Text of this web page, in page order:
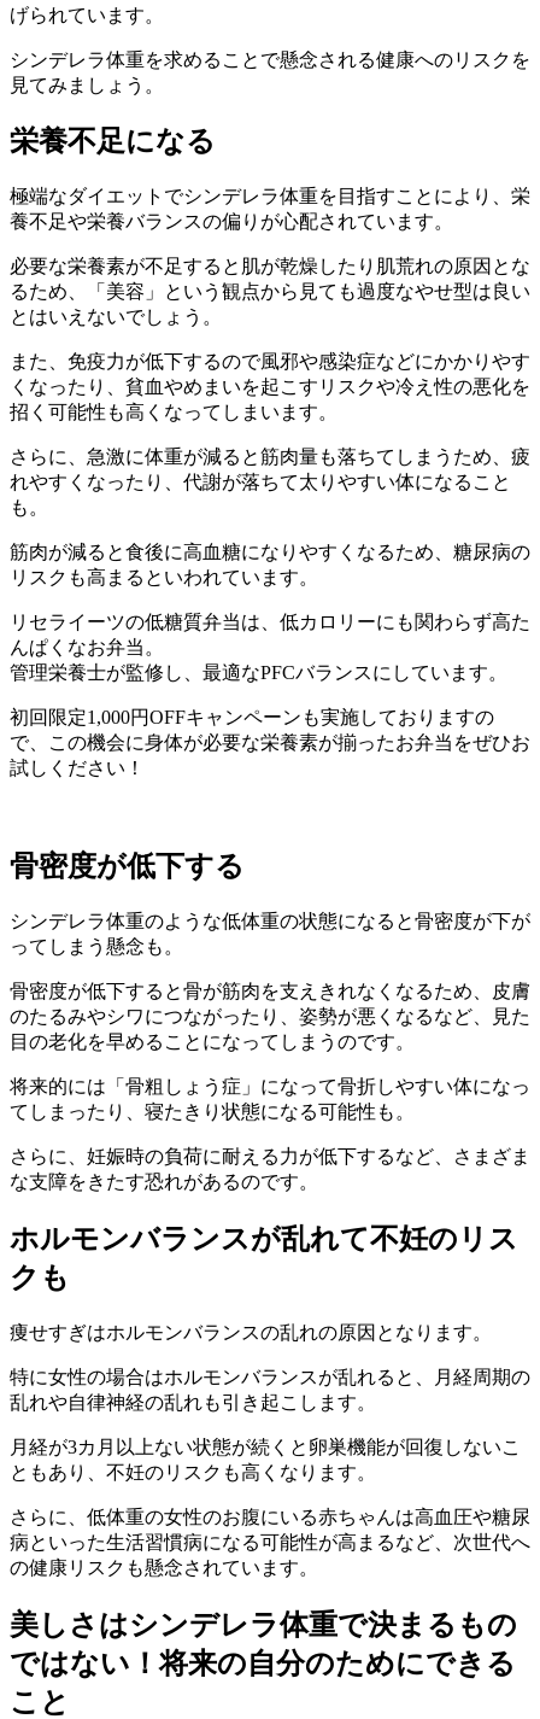
げられています。
シンデレラ体重を求めることで懸念される健康へのリスク を
見てみましょう。
栄養不足になる
極端なダイエット でシンデレラ体重を目指すことにより、 栄
養不足や栄養バランスの偏り が心配されています。
必要な栄養素が不足すると 肌が乾燥したり肌荒れの原因 とな
るため、「 美容 」という観点から見ても過度なやせ型は良い
とはいえないでしょう。
また、 免疫力が低下するので風邪や感染症などにかかりやす
くなったり、貧血やめまいを起こすリスクや冷え性の悪化を
招く可能性も高くなってしまいます。
さらに、急激に体重が減ると筋肉量も落ちてしまうため、 疲
れやすく なったり、 代謝が落ちて太りやすい体になること
も。
筋肉が減ると食後に高血糖になりやすくなるため、糖尿病の
リスクも高まるといわれています。
リセライーツの低糖質弁当は、低カロリーにも関わらず高た
んぱくなお弁当。
管理栄養士が監修し、最適なPFCバランスにしています。
初回限定1,000円OFFキャンペーンも実施しておりますの
で、この機会に身体が必要な栄養素が揃ったお弁当をぜひお
試しください！
骨密度が低下する
シンデレラ体重のような低体重の状態になると骨密度が下が
ってしまう懸念も。
骨密度が低下すると骨が筋肉を支えきれなくなるため、皮膚
のたるみやシワにつながったり、姿勢が悪くなるなど、
見た
目の老化を早める ことになってしまうのです。
将来的には「 骨粗しょう症 」になって骨折しやすい体になっ
てしまったり、 寝たきり状態になる可能性も。
さらに、 妊娠時の負荷に耐える力が低下するなど、さまざま
な支障をきたす恐れがあるのです。
ホルモンバランスが乱れて不妊のリス
クも
痩せすぎはホルモンバランスの乱れの原因となります。
特に女性の場合はホルモンバランスが乱れると、
月経周期の
乱れや自律神経の乱れも引き起こします。
月経が3カ月以上ない状態が続くと卵巣機能が回復しないこ
ともあり、 不妊のリスク も高くなります。
さらに、低体重の女性のお腹にいる赤ちゃんは高血圧や糖尿
病といった生活習慣病になる可能性が高まるなど、 次世代へ
の健康リスク も懸念されています。
美しさはシンデレラ体重で決まるもの
ではない！将来の自分のためにできる
こと